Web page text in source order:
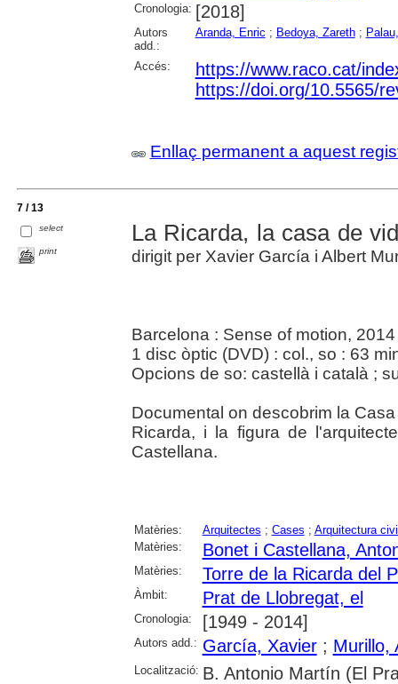
Cronologia: [2018]
Autors
add.:
Aranda, Enric ; Bedoya, Zareth;
Accés:
https://www.raco.cat/
https://doi.org/10.5565/
Enllaç permanent a aquest
7 / 13
select
print
La Ricarda, la casa de
dirigit per Xavier García i Albert
Barcelona : Sense of motion, 2014
1 disc òptic (DVD) : col., so : 63
Opcions de so: castellà i català ;
Documental on descobrim la
Ricarda, i la figura de
Castellana.
Matèries: Arquitectes ; Cases ; Arquitectura
Matèries:
Bonet i Castellana,
Matèries: Torre de la Ricarda del
Àmbit: Prat de Llobregat, el
Cronologia: [1949 - 2014]
Autors add.: García, Xavier; Murillo,
Localització: B. Antonio Martín (El